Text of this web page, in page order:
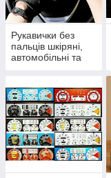
Рукавички без
пальців шкіряні,
автомобільні та